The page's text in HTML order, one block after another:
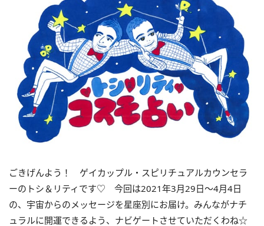
ごきげんよう！ ゲイカップル・スピリチュアルカウンセラ
ーのトシ＆リティです♡ 今回は2021年3月29日〜4月4日
の、宇宙からのメッセージを星座別にお届け。みんながナチ
ュラルに開運できるよう、ナビゲートさせていただくわね☆